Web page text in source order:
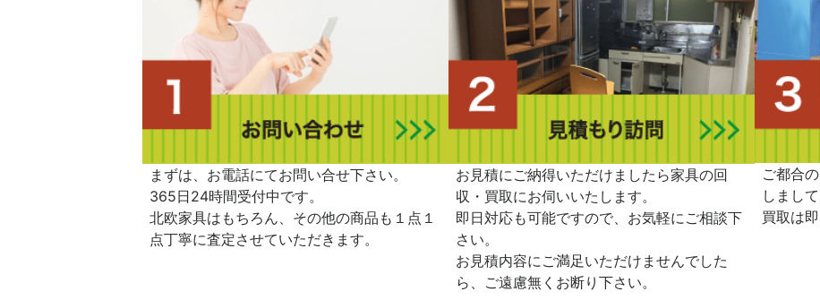
まずは、お電話にてお問い合せ下さい。
365日24時間受付中です。
北欧家具はもちろん、その他の商品も１点１
点丁寧に査定させていただきます。
お見積にご納得いただけましたら家具の回
収・買取にお伺いいたします。
即日対応も可能ですので、お気軽にご相談下
さい。
お見積内容にご満足いただけませんでした
ら、ご遠慮無くお断り下さい。
ご都合
しまし
買取は